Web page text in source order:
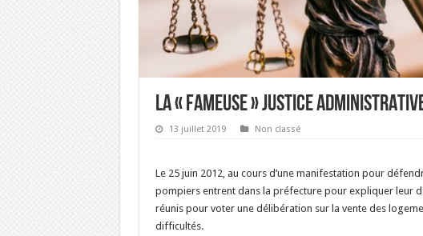
LA « FAMEUSE » JUSTICE
13 juillet 2019 Non classé
Le 25 juin 2012, au cours d’une manifestation pour
pompiers entrent dans la préfecture pour expliquer leur
réunis pour voter une délibération sur la vente des
difficultés.